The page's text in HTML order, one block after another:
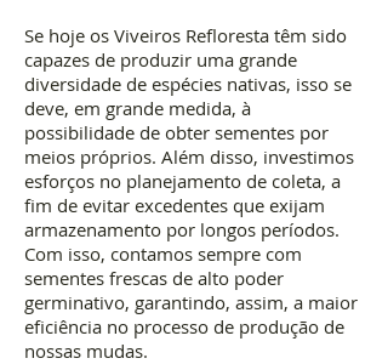
Se hoje os Viveiros Refloresta têm sido
capazes de produzir uma grande
diversidade de espécies nativas, isso se
deve, em grande medida, à
possibilidade de obter sementes por
meios próprios. Além disso, investimos
esforços no planejamento de coleta, a
fim de evitar excedentes que exijam
armazenamento por longos períodos.
Com isso, contamos sempre com
sementes frescas de alto poder
germinativo, garantindo, assim, a maior
eficiência no processo de produção de
nossas mudas.